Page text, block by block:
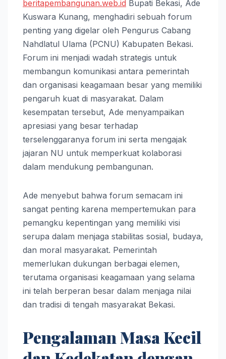
beritapembangunan.web.id Bupati Bekasi, Ade
Kuswara Kunang, menghadiri sebuah forum
penting yang digelar oleh Pengurus Cabang
Nahdlatul Ulama (PCNU) Kabupaten Bekasi.
Forum ini menjadi wadah strategis untuk
membangun komunikasi antara pemerintah
dan organisasi keagamaan besar yang memiliki
pengaruh kuat di masyarakat. Dalam
kesempatan tersebut, Ade menyampaikan
apresiasi yang besar terhadap
terselenggaranya forum ini serta mengajak
jajaran NU untuk memperkuat kolaborasi
dalam mendukung pembangunan.
Ade menyebut bahwa forum semacam ini
sangat penting karena mempertemukan para
pemangku kepentingan yang memiliki visi
serupa dalam menjaga stabilitas sosial, budaya,
dan moral masyarakat. Pemerintah
memerlukan dukungan berbagai elemen,
terutama organisasi keagamaan yang selama
ini telah berperan besar dalam menjaga nilai
dan tradisi di tengah masyarakat Bekasi.
Pengalaman Masa Kecil